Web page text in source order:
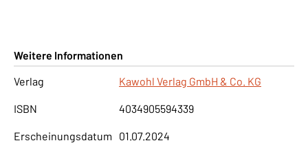
Weitere Informationen
Verlag
Kawohl Verlag GmbH & Co. KG
ISBN 4034905594339
Erscheinungsdatum 01.07.2024